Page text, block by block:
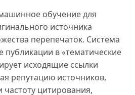
обучение для
источника
перепечаток. Система
публикации в «тематические
исходящие ссылки
репутацию источников,
цитирования,